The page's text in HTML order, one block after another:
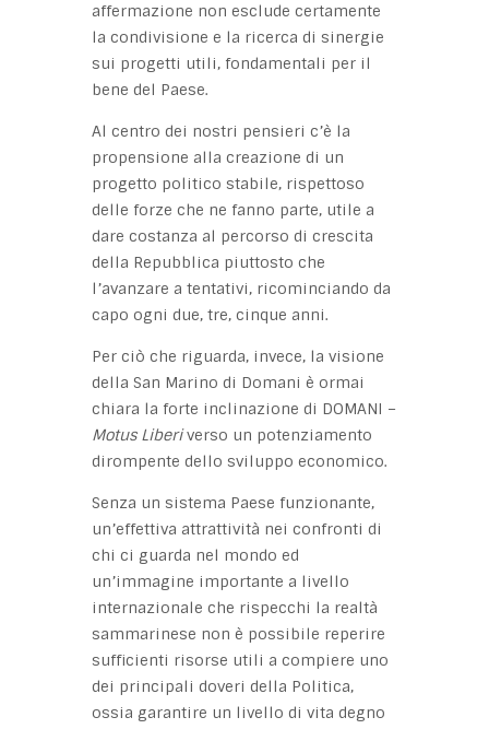
affermazione non esclude certamente
la condivisione e la ricerca di sinergie
sui progetti utili, fondamentali per il
bene del Paese.
Al centro dei nostri pensieri c’è la
propensione alla creazione di un
progetto politico stabile, rispettoso
delle forze che ne fanno parte, utile a
dare costanza al percorso di crescita
della Repubblica piuttosto che
l’avanzare a tentativi, ricominciando da
capo ogni due, tre, cinque anni.
Per ciò che riguarda, invece, la visione
della San Marino di Domani è ormai
chiara la forte inclinazione di DOMANI –
Motus Liberiverso un potenziamento
dirompente dello sviluppo economico.
Senza un sistema Paese funzionante,
un’effettiva attrattività nei confronti di
chi ci guarda nel mondo ed
un’immagine importante a livello
internazionale che rispecchi la realtà
sammarinese non è possibile reperire
sufficienti risorse utili a compiere uno
dei principali doveri della Politica,
ossia garantire un livello di vita degno